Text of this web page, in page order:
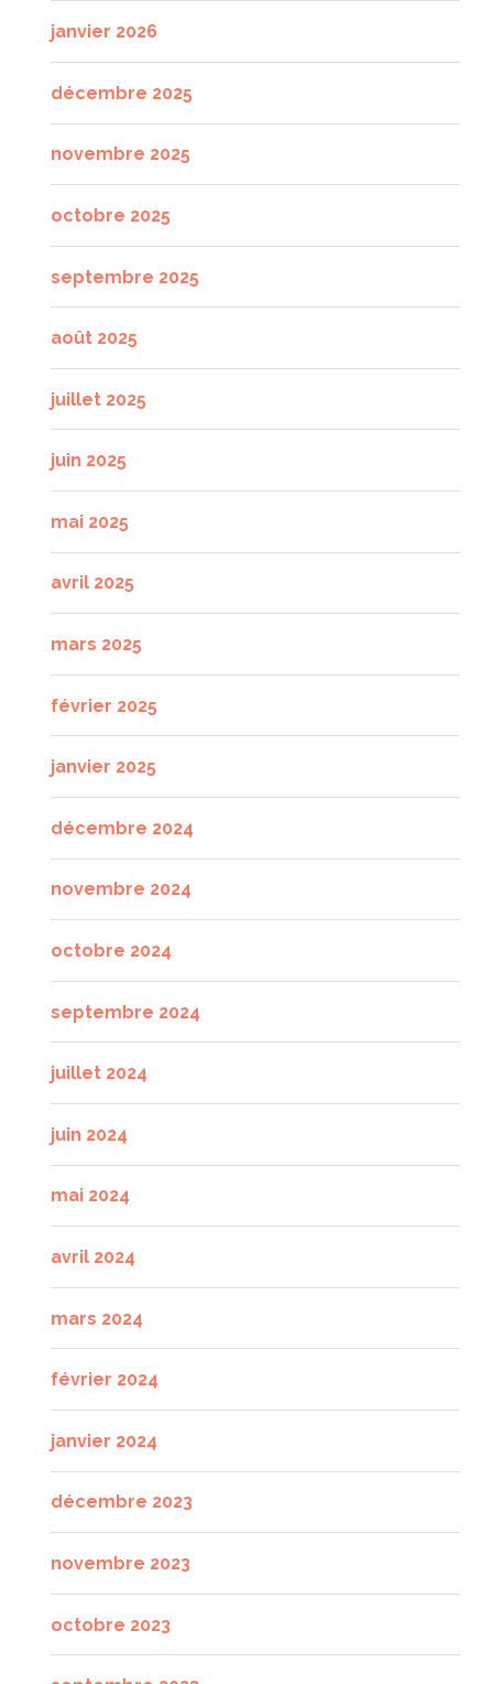
janvier 2026
décembre 2025
novembre 2025
octobre 2025
septembre 2025
août 2025
juillet 2025
juin 2025
mai 2025
avril 2025
mars 2025
février 2025
janvier 2025
décembre 2024
novembre 2024
octobre 2024
septembre 2024
juillet 2024
juin 2024
mai 2024
avril 2024
mars 2024
février 2024
janvier 2024
décembre 2023
novembre 2023
octobre 2023